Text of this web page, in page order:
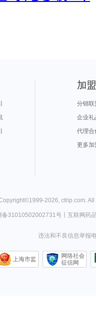
加
分销联
企业礼
代理合
更多加
1999-2026 ctrip.com .
备31010502002731号丨 互联网药
违法和不良信息举报
上海市监
网络社会
征信网